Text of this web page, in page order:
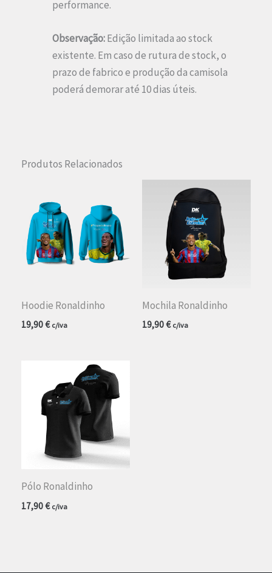
performance.
Observação:Edição limitada ao stock
existente. Em caso de rutura de stock, o
prazo de fabrico e produção da camisola
poderá demorar até 10 dias úteis.
Produtos Relacionados
Hoodie Ronaldinho
19,90€ c/iva
Mochila Ronaldinho
19,90€ c/iva
Pólo Ronaldinho
17,90€ c/iva